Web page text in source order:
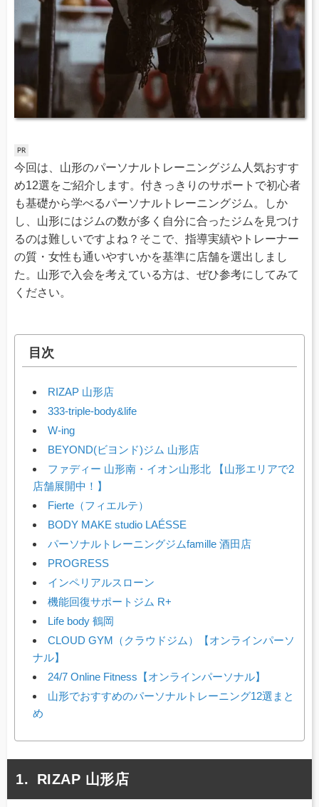
今回は、山形のパーソナルトレーニングジム人気おすす
め12選をご紹介します。付きっきりのサポートで初心者
も基礎から学べるパーソナルトレーニングジム。しか
し、山形にはジムの数が多く自分に合ったジムを見つけ
るのは難しいですよね？そこで、指導実績やトレーナー
の質・女性も通いやすいかを基準に店舗を選出しまし
た。山形で入会を考えている方は、ぜひ参考にしてみて
ください。
目次
RIZAP 山形店
333-triple-body&life
W-ing
BEYOND(ビヨンド)ジム 山形店
ファディー 山形南・イオン山形北 【山形エリアで2
店舗展開中！】
Fierte（フィエルテ）
BODY MAKE studio LAÉSSE
パーソナルトレーニングジムfamille 酒田店
PROGRESS
インペリアルスローン
機能回復サポートジム R+
Life body 鶴岡
CLOUD GYM（クラウドジム）【オンラインパーソ
ナル】
24/7 Online Fitness【オンラインパーソナル】
山形でおすすめのパーソナルトレーニング12選まと
め
RIZAP 山形店